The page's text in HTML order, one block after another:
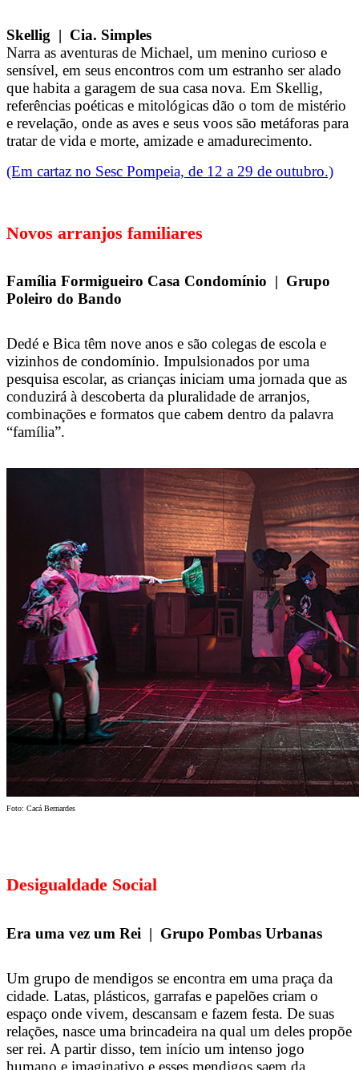
Skellig | Cia. Simples
Narra as aventuras de Michael, um menino curioso e
sensível, em seus encontros com um estranho ser alado
que habita a garagem de sua casa nova. Em Skellig,
referências poéticas e mitológicas dão o tom de mistério
e revelação, onde as aves e seus voos são metáforas para
tratar de vida e morte, amizade e amadurecimento.
(Em cartaz no Sesc Pompeia, de 12 a 29 de outubro.)
Novos arranjos familiares
Família Formigueiro Casa Condomínio | Grupo
Poleiro do Bando
Dedé e Bica têm nove anos e são colegas de escola e
vizinhos de condomínio. Impulsionados por uma
pesquisa escolar, as crianças iniciam uma jornada que as
conduzirá à descoberta da pluralidade de arranjos,
combinações e formatos que cabem dentro da palavra
“família”.
Foto: Cacá Bernardes
Desigualdade Social
Era uma vez um Rei | Grupo Pombas Urbanas
Um grupo de mendigos se encontra em uma praça da
cidade. Latas, plásticos, garrafas e papelões criam o
espaço onde vivem, descansam e fazem festa. De suas
relações, nasce uma brincadeira na qual um deles propõe
ser rei. A partir disso, tem início um intenso jogo
humano e imaginativo e esses mendigos saem da